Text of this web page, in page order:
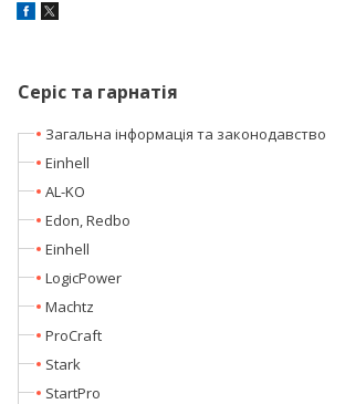
Серіс та гарнатія
Загальна інформація та законодавство
Einhell
AL-KO
Edon, Redbo
Einhell
LogicPower
Machtz
ProCraft
Stark
StartPro